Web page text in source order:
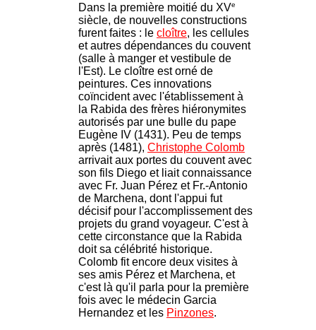
Dans la première moitié du XVe
siècle, de nouvelles constructions
furent faites : le cloître, les cellules
et autres dépendances du couvent
(salle à manger et vestibule de
l'Est). Le cloître est orné de
peintures. Ces innovations
coïncident avec l'établissement à
la Rabida des frères hiéronymites
autorisés par une bulle du pape
Eugène IV (1431). Peu de temps
après (1481), Christophe Colomb
arrivait aux portes du couvent avec
son fils Diego et liait connaissance
avec Fr. Juan Pérez et Fr.-Antonio
de Marchena, dont l'appui fut
décisif pour l'accomplissement des
projets du grand voyageur. C'est à
cette circonstance que la Rabida
doit sa célébrité historique.
Colomb fit encore deux visites à
ses amis Pérez et Marchena, et
c'est là qu'il parla pour la première
fois avec le médecin Garcia
Hernandez et les Pinzones.